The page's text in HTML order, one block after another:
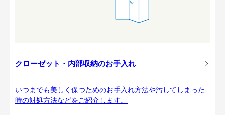
クローゼット・内部収納のお手入れ
いつまでも美しく保つためのお手入れ方法や汚してしまった
時の対処方法などをご紹介します。